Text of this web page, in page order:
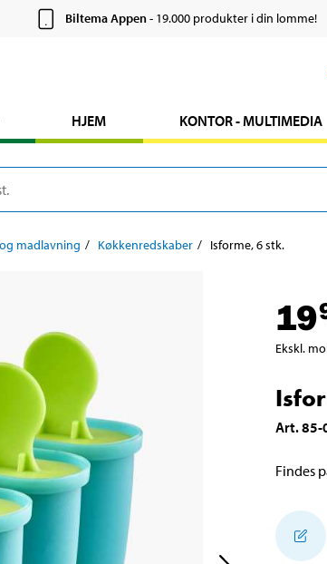
Biltema Appen- 19.000 produkter i din lomme!
HJEM KONTOR - MULTIMEDIA
madlavning Køkkenredskaber Isforme, 6 stk.
19
Ekskl.
Art.85-
Findes